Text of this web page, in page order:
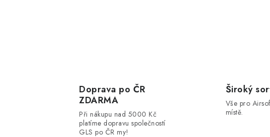
Doprava po ČR
ZDARMA
Při nákupu nad 5000 Kč
platíme dopravu společností
GLS po ČR my!
Široký
Vše pro
místě.